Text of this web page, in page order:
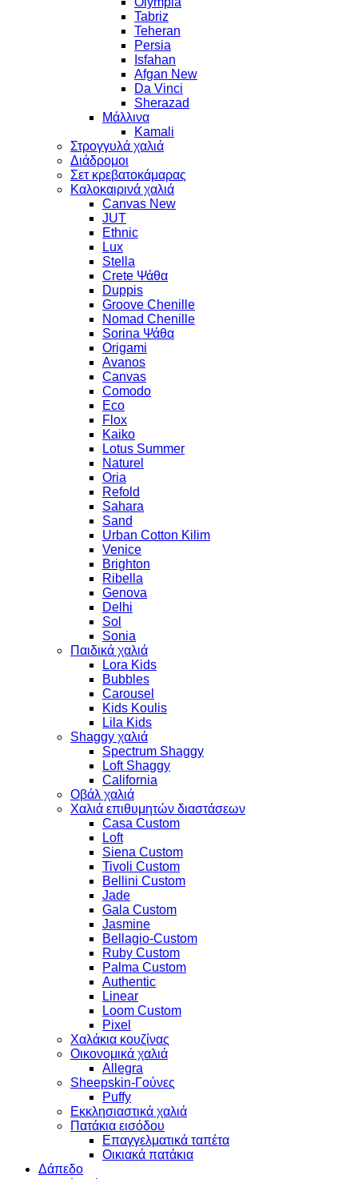
Tabriz
Teheran
Persia
Isfahan
Afgan New
Da Vinci
Sherazad
Μάλλινα
Kamali
Στρογγυλά χαλιά
Διάδρομοι
Σετ κρεβατοκάμαρας
Καλοκαιρινά χαλιά
Canvas New
JUT
Ethnic
Lux
Stella
Crete Ψάθα
Duppis
Groove Chenille
Nomad Chenille
Sorina Ψάθα
Origami
Avanos
Canvas
Comodo
Eco
Flox
Kaiko
Lotus Summer
Naturel
Oria
Refold
Sahara
Sand
Urban Cotton Kilim
Venice
Brighton
Ribella
Genova
Delhi
Sol
Sonia
Παιδικά χαλιά
Lora Kids
Bubbles
Carousel
Kids Koulis
Lila Kids
Shaggy χαλιά
Spectrum Shaggy
Loft Shaggy
California
Οβάλ χαλιά
Χαλιά επιθυμητών διαστάσεων
Casa Custom
Loft
Siena Custom
Tivoli Custom
Bellini Custom
Jade
Gala Custom
Jasmine
Bellagio-Custom
Ruby Custom
Palma Custom
Authentic
Linear
Loom Custom
Pixel
Χαλάκια κουζίνας
Οικονομικά χαλιά
Allegra
Sheepskin-Γούνες
Puffy
Εκκλησιαστικά χαλιά
Πατάκια εισόδου
Επαγγελματικά ταπέτα
Οικιακά πατάκια
Δάπεδο